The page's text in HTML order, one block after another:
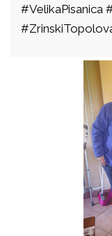
#VelikaPisanica